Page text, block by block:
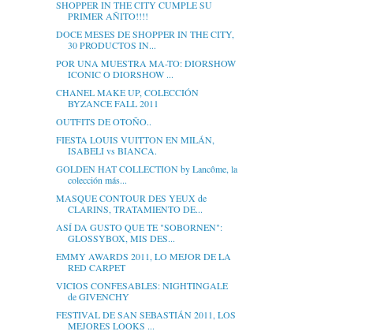
SHOPPER IN THE CITY CUMPLE SU
PRIMER AÑITO!!!!
DOCE MESES DE SHOPPER IN THE CITY,
30 PRODUCTOS IN...
POR UNA MUESTRA MA-TO: DIORSHOW
ICONIC O DIORSHOW ...
CHANEL MAKE UP, COLECCIÓN
BYZANCE FALL 2011
OUTFITS DE OTOÑO..
FIESTA LOUIS VUITTON EN MILÁN,
ISABELI vs BIANCA.
GOLDEN HAT COLLECTION by Lancôme, la
colección más...
MASQUE CONTOUR DES YEUX de
CLARINS, TRATAMIENTO DE...
ASÍ DA GUSTO QUE TE "SOBORNEN":
GLOSSYBOX, MIS DES...
EMMY AWARDS 2011, LO MEJOR DE LA
RED CARPET
VICIOS CONFESABLES: NIGHTINGALE
de GIVENCHY
FESTIVAL DE SAN SEBASTIÁN 2011, LOS
MEJORES LOOKS ...